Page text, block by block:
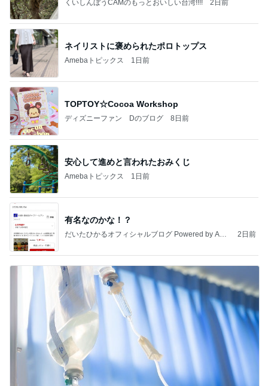
くいしんぼうCAMのもっとおいしい台湾!!!! 2日前
ネイリストに褒められたポロトップス
Amebaトピックス 1日前
TOPTOY☆Cocoa Workshop
ディズニーファン Dのブログ 8日前
安心して進めと言われたおみくじ
Amebaトピックス 1日前
有名なのかな！？
だいたひかるオフィシャルブログ Powered by Ame
2日前